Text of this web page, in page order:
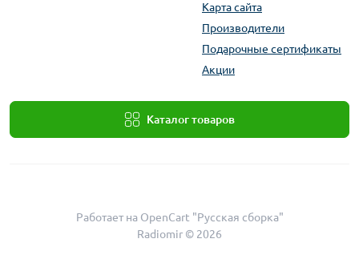
Карта сайта
Производители
Подарочные сертификаты
Акции
Каталог товаров
Работает на OpenCart "Русская сборка"
Radiomir © 2026